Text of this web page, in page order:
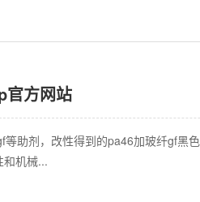
官方网站
助剂，改性得到的pa46加玻纤gf黑
和机械...